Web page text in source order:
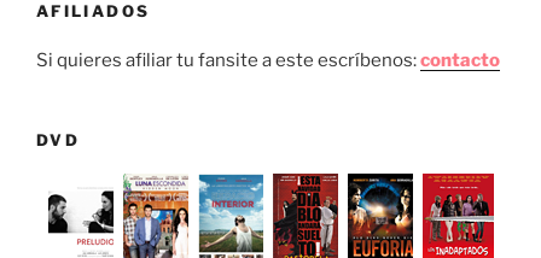
AFILIADOS
Si quieres afiliar tu fansite a este escríbenos:contacto
DVD